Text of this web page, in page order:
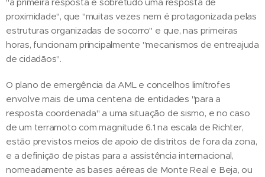
"a primeira resposta é sobretudo uma resposta de
proximidade", que "muitas vezes nem é protagonizada pelas
estruturas organizadas de socorro" e que, nas primeiras
horas, funcionam principalmente "mecanismos de entreajuda
de cidadãos".
O plano de emergência da AML e concelhos limítrofes
envolve mais de uma centena de entidades "para a
resposta coordenada" a uma situação de sismo, e no caso
de um terramoto com magnitude 6.1 na escala de Richter,
estão previstos meios de apoio de distritos de fora da zona,
e a definição de pistas para a assistência internacional,
nomeadamente as bases aéreas de Monte Real e Beja, ou